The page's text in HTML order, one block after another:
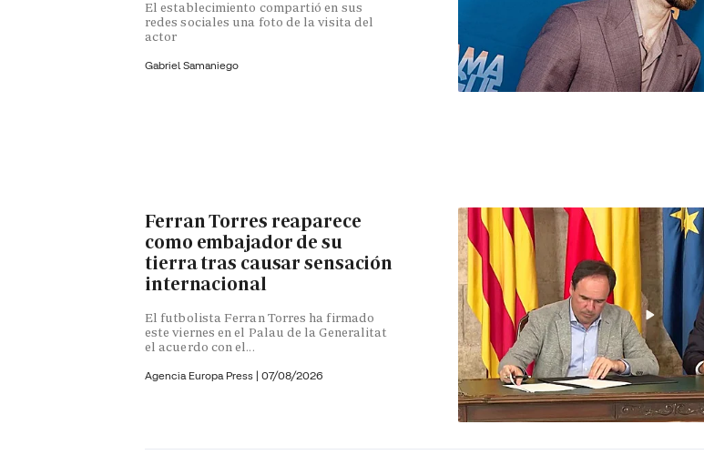
El establecimiento compartió en sus
redes sociales una foto de la visita del
actor
Gabriel Samaniego
Ferran Torres reaparece
como embajador de su
tierra tras causar sensación
internacional
El futbolista Ferran Torres ha firmado
este viernes en el Palau de la Generalitat
el acuerdo con el...
Agencia Europa Press | 07/08/2026